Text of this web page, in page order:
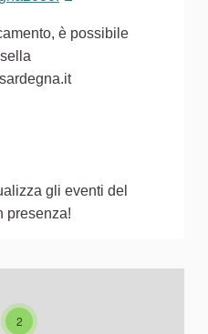
è possibile
gli eventi del
presenza!
mappa che presenta gli
2